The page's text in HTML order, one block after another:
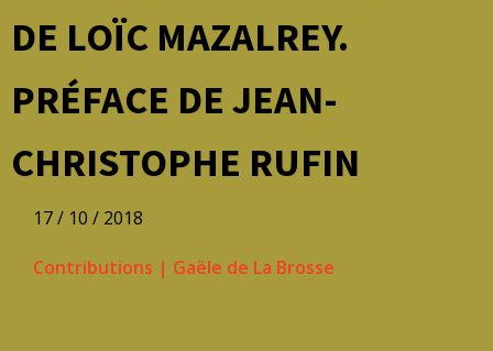
DE LOÏC MAZALREY.
PRÉFACE DE JEAN-
CHRISTOPHE RUFIN
17 / 10 / 2018
Contributions | Gaële de La Brosse